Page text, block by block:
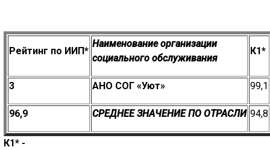
Рейтинг по ИИП*
Наименование организации
социального обслуживания
К1*
3 АНО СОГ «Уют» 99,1
96,9 СРЕДНЕЕ ЗНАЧЕНИЕ ПО ОТРАСЛИ 94,8
К1* -